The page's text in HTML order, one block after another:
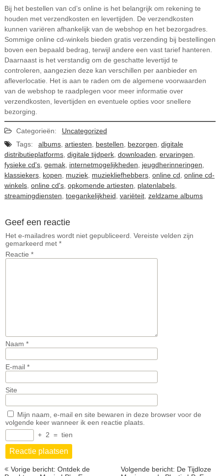
Bij het bestellen van cd’s online is het belangrijk om rekening te
houden met verzendkosten en levertijden. De verzendkosten
kunnen variëren afhankelijk van de webshop en het bezorgadres.
Sommige online cd-winkels bieden gratis verzending bij bestellingen
boven een bepaald bedrag, terwijl andere een vast tarief hanteren.
Daarnaast is het verstandig om de geschatte levertijd te
controleren, aangezien deze kan verschillen per aanbieder en
afleverlocatie. Het is aan te raden om de algemene voorwaarden
van de webshop te raadplegen voor meer informatie over
verzendkosten, levertijden en eventuele opties voor snellere
bezorging.
Categorieën:
Uncategorized
Tags:
albums, artiesten bestellen bezorgen digitale
distributieplatforms, digitale tijdperk, downloaden ervaringen
fysieke cd's, gemak, internetmogelijkheden jeugdherinneringen
klassiekers, kopen muziek, muziekliefhebbers, online cd online cd-
winkels, online cd's, opkomende artiesten platenlabels,
streamingdiensten toegankelijkheid variëteit, zeldzame albums
Geef een reactie
Het e-mailadres wordt niet gepubliceerd. Vereiste velden zijn
gemarkeerd met *
Reactie *
Naam *
E-mail *
Site
Mijn naam, e-mail en site bewaren in deze browser voor de
volgende keer wanneer ik een reactie plaats.
+ 2 = tien
Berichtnavigatie
Vorige bericht: Ontdek de
Volgende bericht: De Tijdloze